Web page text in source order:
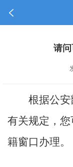
请
根据公
有关规定，
籍窗口办理。